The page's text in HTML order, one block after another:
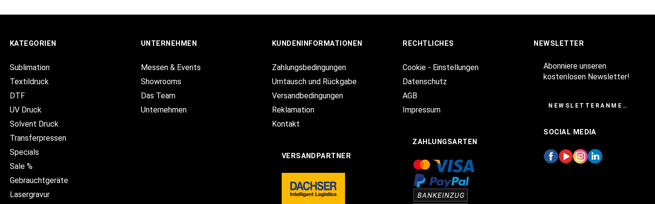
KATEGORIEN
Sublimation
Textildruck
DTF
UV Druck
Solvent Druck
Transferpressen
Specials
Sale %
Gebrauchtgeräte
Lasergravur
UNTERNEHMEN
Messen & Events
Showrooms
Das Team
Unternehmen
KUNDENINFORMATIONEN
Zahlungsbedingungen
Umtausch und Rückgabe
Versandbedingungen
Reklamation
Kontakt
VERSANDPARTNER
RECHTLICHES
Cookie - Einstellungen
Datenschutz
AGB
Impressum
ZAHLUNGSARTEN
NEWSLETTER
Abonniere unseren
kostenlosen Newsletter!
NEWSLETTERANMELDUNG
SOCIAL MEDIA